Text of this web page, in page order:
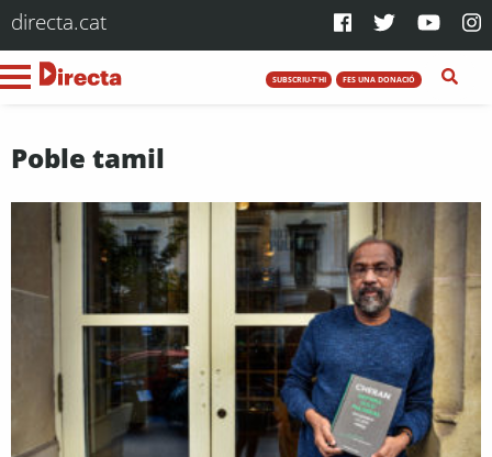
directa.cat
SUBSCRIU-T'HI FES UNA DONACIÓ
Poble tamil